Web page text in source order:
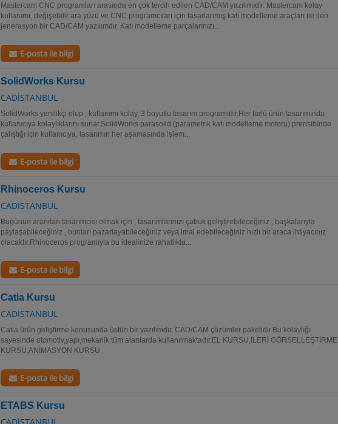
Mastercam CNC programları arasında en çok tercih edilen CAD/CAM yazılımıdır. Mastercam kolay
kullanımı, değişebilir ara yüzü ve CNC programcıları için tasarlanmış katı modelleme araçları ile ileri
jenerasyon bir CAD/CAM yazılımdır. Katı modelleme parçalarınızı...
E-posta ile bilgi
SolidWorks Kursu
CADİSTANBUL
SolidWorks yenilikçi olup , kullanımı kolay, 3 boyutlu tasarım programıdır.Her türlü ürün tasarımında
kullanıcıya kolaylıklarını sunar.SolidWorks parasolid (parametrik katı modelleme motoru) prensibinde
çalıştığı için kullanıcıya, tasarımın her aşamasında işlem...
E-posta ile bilgi
Rhinoceros Kursu
CADİSTANBUL
Bugünün aranılan tasarımcısı olmak için , tasarımlarınızı çabuk geliştirebileceğiniz , başkalarıyla
paylaşabileceğiniz , bunları pazarlayabileceğiniz veya imal edebileceğiniz hızlı bir araca ihtiyacınız
olacaktır.Rhinoceros programıyla bu idealinize rahatlıkla...
E-posta ile bilgi
Catia Kursu
CADİSTANBUL
Catia ürün geliştirme konusunda üstün bir yazılımdır, CAD/CAM çözümler paketidir.Bu kolaylığı
sayesinde otomotiv,yapı,mekanik tüm alanlarda kullanılmaktadır.EL KURSU,İLERİ GÖRSELLEŞTİRME
KURSU,ANİMASYON KURSU
E-posta ile bilgi
ETABS Kursu